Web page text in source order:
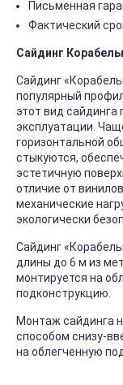
Письменная
Фактический
Сайдинг
Сайдинг
популярный
этот вид сайдинга
эксплуатации.
горизонтальной
стыкуются,
эстетичную
отличие от
механические
экологически
Сайдинг
длины до 6 м из
монтируется на
подконструкцию.
Монтаж сайдинга
способом снизу-
на облегченную